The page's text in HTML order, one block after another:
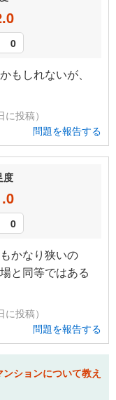
0
もしれないが、
投稿）
問題を報告する
度
0
かなり狭いの
と同等ではある
投稿）
問題を報告する
ションについて教え